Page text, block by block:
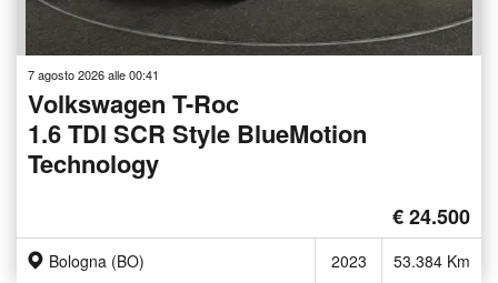
7 agosto 2026 alle 00:41
Volkswagen T-Roc
1.6 TDI SCR Style BlueMotion
Technology
€ 24.500
Bologna (BO) 2023 53.384 Km